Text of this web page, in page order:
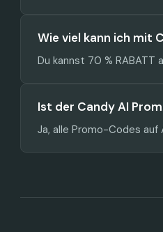
Wie viel kann ich mit
Du kannst 70 %
Ist der Candy AI
Ja, alle Promo-Codes